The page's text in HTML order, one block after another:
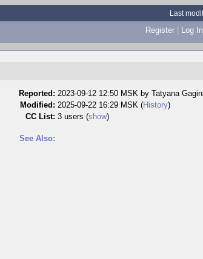
Last
Register | Log In
Reported: 2023-09-12 12:50 MSK by Tatyana
Modified: 2025-09-22 16:29 MSK (History)
CC List: 3 users (show)
See Also: